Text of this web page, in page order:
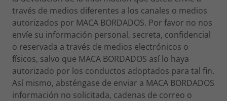
través de medios diferentes a los canales o medios
autorizados por MACA BORDADOS. Por favor no nos
envíe su información personal, secreta, confidencial
o reservada a través de medios electrónicos o
físicos, salvo que MACA BORDADOS así lo haya
autorizado por los conductos adoptados para tal fin.
Así mismo, absténgase de enviar a MACA BORDADOS
información no solicitada, cadenas de correo o